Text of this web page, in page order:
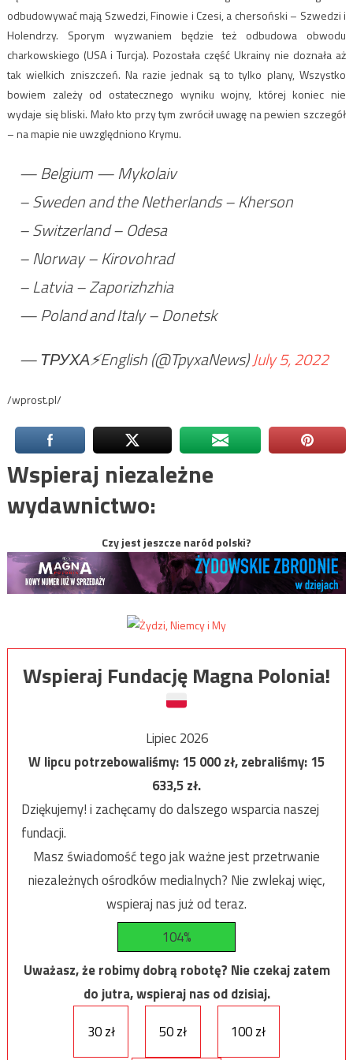
odbudowywać mają Szwedzi, Finowie i Czesi, a chersoński – Szwedzi i
Holendrzy. Sporym wyzwaniem będzie też odbudowa obwodu
charkowskiego (USA i Turcja). Pozostała część Ukrainy nie doznała aż
tak wielkich zniszczeń. Na razie jednak są to tylko plany, Wszystko
bowiem zależy od ostatecznego wyniku wojny, której koniec nie
wydaje się bliski. Mało kto przy tym zwrócił uwagę na pewien szczegół
– na mapie nie uwzględniono Krymu.
— Belgium — Mykolaiv
– Sweden and the Netherlands – Kherson
– Switzerland – Odesa
– Norway – Kirovohrad
– Latvia – Zaporizhzhia
— Poland and Italy – Donetsk
— ТРУХА⚡️English (@TpyxaNews)July 5, 2022
/wprost.pl/
Wspieraj niezależne
wydawnictwo:
Czy jest jeszcze naród polski?
Wspieraj Fundację Magna Polonia!
Lipiec 2026
W lipcu potrzebowaliśmy:15 000zł, zebraliśmy:15
633,5zł.
Dziękujemy! i zachęcamy do dalszego wsparcia naszej
fundacji.
Masz świadomość tego jak ważne jest przetrwanie
niezależnych ośrodków medialnych? Nie zwlekaj więc,
wspieraj nas już od teraz.
104%
Uważasz, że robimy dobrą robotę? Nie czekaj zatem
do jutra, wspieraj nas od dzisiaj.
30 zł
50 zł 100 zł